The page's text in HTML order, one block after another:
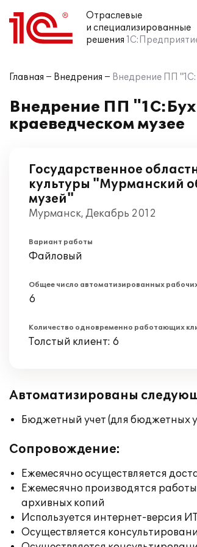
Отраслевые
и специализированные
решения
Главная Внедрения Внедрение ПП
Внедрение ПП
краеведческом музее
Государственное
культуры "Мурманский
музей"
Мурманск, Декабрь 2012
Вариант работы
Файловый
Общее число автоматизированных
6
Количество одновременно работающих
Толстый клиент: 6
Автоматизированы
Бюджетный учет (для бюджетных
Сопровождение:
Ежемесячно осуществляется
Ежемесячно производятся
архивных копий
Используется интернет-версия
Осуществляется